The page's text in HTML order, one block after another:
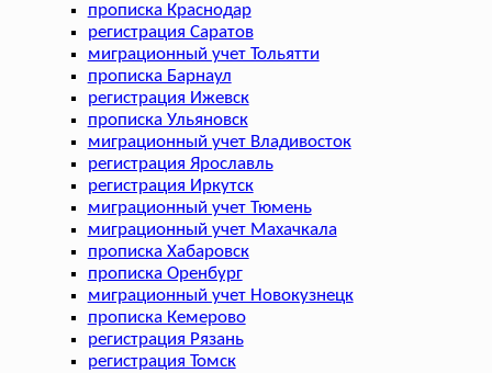
прописка Краснодар
регистрация Саратов
миграционный учет Тольятти
прописка Барнаул
регистрация Ижевск
прописка Ульяновск
миграционный учет Владивосток
регистрация Ярославль
регистрация Иркутск
миграционный учет Тюмень
миграционный учет Махачкала
прописка Хабаровск
прописка Оренбург
миграционный учет Новокузнецк
прописка Кемерово
регистрация Рязань
регистрация Томск